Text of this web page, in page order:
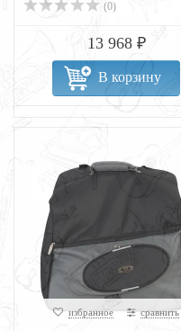
(0)
13 968 ₽
В корзину
избранное сравнить